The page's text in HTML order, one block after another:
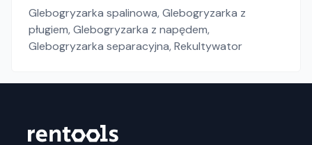
Glebogryzarka spalinowa,Glebogryzarka z
pługiem,Glebogryzarka z napędem,
Glebogryzarka separacyjna,Rekultywator